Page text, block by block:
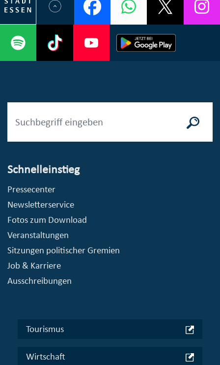
Schnelleinstieg
Pressecenter
Newsletterservice
Fotos zum Download
Veranstaltungen
Sitzungen politischer Gremien
Job & Karriere
Ausschreibungen
Tourismus
Wirtschaft